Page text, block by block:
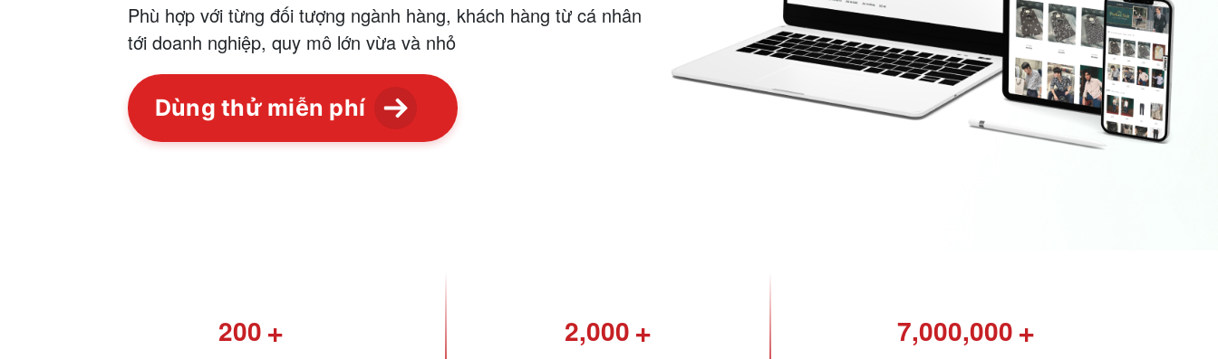
Phù hợp với từng đối tượng ngành hàng, khách hàng từ cá nhân
tới doanh nghiệp, quy mô lớn vừa và nhỏ
Dùng thử miễn phí
200+ 2,000+ 7,000,000+